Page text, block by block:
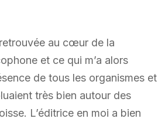
au cœur de la
et ce qui m’a alors
de tous les organismes et
très bien autour des
L’éditrice en moi a bien